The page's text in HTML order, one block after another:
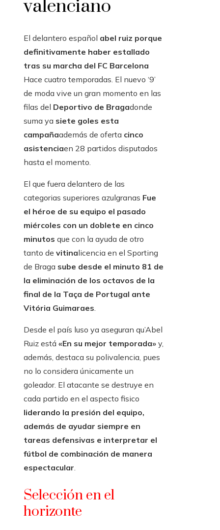
valenciano
El delantero español abel ruiz porque
definitivamente haber estallado
tras su marcha del FC Barcelona
Hace cuatro temporadas. El nuevo ‘9’
de moda vive un gran momento en las
filas del Deportivo de Bragadonde
suma ya siete goles esta
campañaademás de oferta cinco
asistenciaen 28 partidos disputados
hasta el momento.
El que fuera delantero de las
categorias superiores azulgranas Fue
el héroe de su equipo el pasado
miércoles con un doblete en cinco
minutos que con la ayuda de otro
tanto de vitinalicencia en el Sporting
de Braga sube desde el minuto 81 de
la eliminación de los octavos de la
final de la Taça de Portugal ante
Vitória Guimaraes.
Desde el país luso ya aseguran qu’Abel
Ruiz está «En su mejor temporada» y,
además, destaca su polivalencia, pues
no lo considera únicamente un
goleador. El atacante se destruye en
cada partido en el aspecto fisico
liderando la presión del equipo,
además de ayudar siempre en
tareas defensivas e interpretar el
fútbol de combinación de manera
espectacular.
Selección en el
horizonte